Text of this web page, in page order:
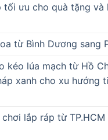
tối ưu cho quà tặng và
từ Bình Dương sang
kéo lúa mạch từ Hồ
xanh cho xu hướng
lắp ráp từ TP.HCM